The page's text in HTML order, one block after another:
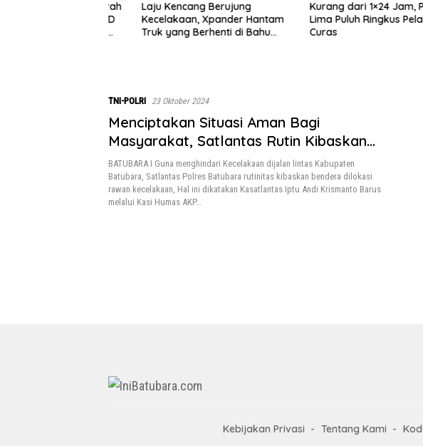
Laju Kencang Berujung
Kecelakaan, Xpander Hantam
Truk yang Berhenti di Bahu
Kurang dari 1×24 Jam, Polsek
Lima Puluh Ringkus Pelaku
Curas
TNI-POLRI 23 Oktober 2024
Menciptakan Situasi Aman Bagi
Masyarakat, Satlantas Rutin Kibaskan
Bendera Dilokasi Rawan Kecelakaan,
BATUBARA I Guna menghindari Kecelakaan dijalan lintas Kabupaten
Batubara, Satlantas Polres Batubara rutinitas kibaskan bendera dilokasi
rawan kecelakaan, Hal ini dikatakan Kasatlantas Iptu Andi Krismanto Barus
melalui Kasi Humas AKP…
Kebijakan Privasi Tentang Kami